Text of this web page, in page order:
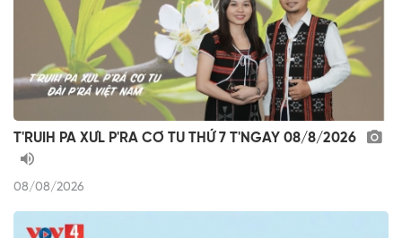
T'RUIH PA XƯL P'RA CƠ TU THỨ 7 T'NGAY 08/8/2026
08/08/2026